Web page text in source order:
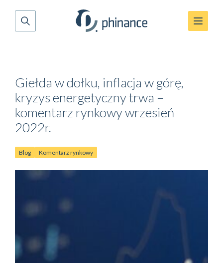
Giełda w dołku, inflacja w górę,
kryzys energetyczny trwa –
komentarz rynkowy wrzesień
2022r.
Blog Komentarz rynkowy